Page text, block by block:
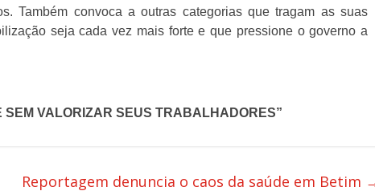
Também convoca a outras categorias que tragam as suas
seja cada vez mais forte e que pressione o governo a
SEM VALORIZAR SEUS TRABALHADORES”
Reportagem denuncia o caos da saúde em Betim